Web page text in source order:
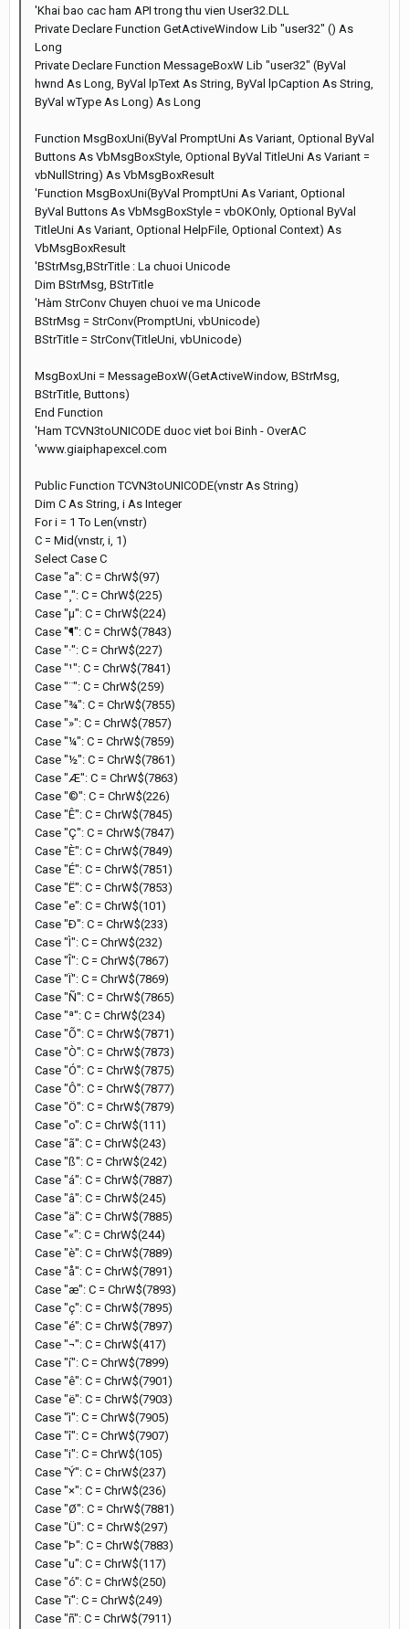
'Khai bao cac ham API trong thu vien User32.DLL
Private Declare Function GetActiveWindow Lib "user32" () As
Long
Private Declare Function MessageBoxW Lib "user32" (ByVal
hwnd As Long, ByVal lpText As String, ByVal lpCaption As String,
ByVal wType As Long) As Long
Function MsgBoxUni(ByVal PromptUni As Variant, Optional ByVal
Buttons As VbMsgBoxStyle, Optional ByVal TitleUni As Variant =
vbNullString) As VbMsgBoxResult
'Function MsgBoxUni(ByVal PromptUni As Variant, Optional
ByVal Buttons As VbMsgBoxStyle = vbOKOnly, Optional ByVal
TitleUni As Variant, Optional HelpFile, Optional Context) As
VbMsgBoxResult
'BStrMsg,BStrTitle : La chuoi Unicode
Dim BStrMsg, BStrTitle
'Hàm StrConv Chuyen chuoi ve ma Unicode
BStrMsg = StrConv(PromptUni, vbUnicode)
BStrTitle = StrConv(TitleUni, vbUnicode)
MsgBoxUni = MessageBoxW(GetActiveWindow, BStrMsg,
BStrTitle, Buttons)
End Function
'Ham TCVN3toUNICODE duoc viet boi Binh - OverAC
'www.giaiphapexcel.com
Public Function TCVN3toUNICODE(vnstr As String)
Dim C As String, i As Integer
For i = 1 To Len(vnstr)
C = Mid(vnstr, i, 1)
Select Case C
Case "a": C = ChrW$(97)
Case "¸": C = ChrW$(225)
Case "µ": C = ChrW$(224)
Case "¶": C = ChrW$(7843)
Case "·": C = ChrW$(227)
Case "¹": C = ChrW$(7841)
Case "¨": C = ChrW$(259)
Case "¾": C = ChrW$(7855)
Case "»": C = ChrW$(7857)
Case "¼": C = ChrW$(7859)
Case "½": C = ChrW$(7861)
Case "Æ": C = ChrW$(7863)
Case "©": C = ChrW$(226)
Case "Ê": C = ChrW$(7845)
Case "Ç": C = ChrW$(7847)
Case "È": C = ChrW$(7849)
Case "É": C = ChrW$(7851)
Case "Ë": C = ChrW$(7853)
Case "e": C = ChrW$(101)
Case "Ð": C = ChrW$(233)
Case "Ì": C = ChrW$(232)
Case "Î": C = ChrW$(7867)
Case "Ï": C = ChrW$(7869)
Case "Ñ": C = ChrW$(7865)
Case "ª": C = ChrW$(234)
Case "Õ": C = ChrW$(7871)
Case "Ò": C = ChrW$(7873)
Case "Ó": C = ChrW$(7875)
Case "Ô": C = ChrW$(7877)
Case "Ö": C = ChrW$(7879)
Case "o": C = ChrW$(111)
Case "ã": C = ChrW$(243)
Case "ß": C = ChrW$(242)
Case "á": C = ChrW$(7887)
Case "â": C = ChrW$(245)
Case "ä": C = ChrW$(7885)
Case "«": C = ChrW$(244)
Case "è": C = ChrW$(7889)
Case "å": C = ChrW$(7891)
Case "æ": C = ChrW$(7893)
Case "ç": C = ChrW$(7895)
Case "é": C = ChrW$(7897)
Case "¬": C = ChrW$(417)
Case "í": C = ChrW$(7899)
Case "ê": C = ChrW$(7901)
Case "ë": C = ChrW$(7903)
Case "ì": C = ChrW$(7905)
Case "î": C = ChrW$(7907)
Case "i": C = ChrW$(105)
Case "Ý": C = ChrW$(237)
Case "×": C = ChrW$(236)
Case "Ø": C = ChrW$(7881)
Case "Ü": C = ChrW$(297)
Case "Þ": C = ChrW$(7883)
Case "u": C = ChrW$(117)
Case "ó": C = ChrW$(250)
Case "ï": C = ChrW$(249)
Case "ñ": C = ChrW$(7911)